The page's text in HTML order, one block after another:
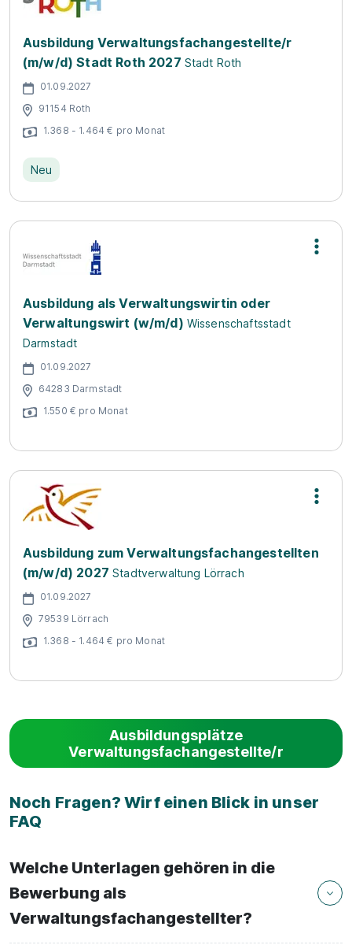
Ausbildung Verwaltungsfachangestellte/r
(m/w/d) Stadt Roth 2027 Stadt Roth
01.09.2027
91154 Roth
1.368 - 1.464 € pro Monat
Neu
Ausbildung als Verwaltungswirtin oder
Verwaltungswirt (w/m/d) Wissenschaftsstadt
Darmstadt
01.09.2027
64283 Darmstadt
1.550 € pro Monat
Ausbildung zum Verwaltungsfachangestellten
(m/w/d) 2027 Stadtverwaltung Lörrach
01.09.2027
79539 Lörrach
1.368 - 1.464 € pro Monat
Ausbildungsplätze
Verwaltungsfachangestellte/r
Noch Fragen? Wirf einen Blick in unser
FAQ
Welche Unterlagen gehören in die
Bewerbung als
Verwaltungsfachangestellter?